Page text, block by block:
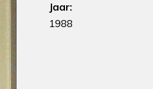
Jaar:
1988